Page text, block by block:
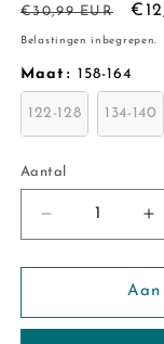
Normale
prijs
€30,99 EUR
Belastingen inbegrepen.
Maat : 158-164
122-128 134-140
Aantal
Aantal
Aantal
verlagen
voor
it:
it:
Aan